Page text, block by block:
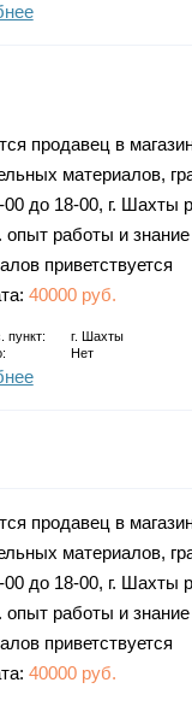
продавец в
материалов,
00 до 18-00, г. Шахты
опыт работы и
приветствуется
40000 руб.
пункт: г.
Шахты
Нет
продавец в
материалов,
00 до 18-00, г. Шахты
опыт работы и
приветствуется
40000 руб.